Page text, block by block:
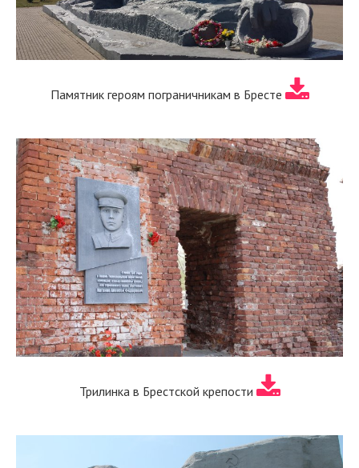
Памятник героям пограничникам в Бресте
Трилинка в Брестской крепости